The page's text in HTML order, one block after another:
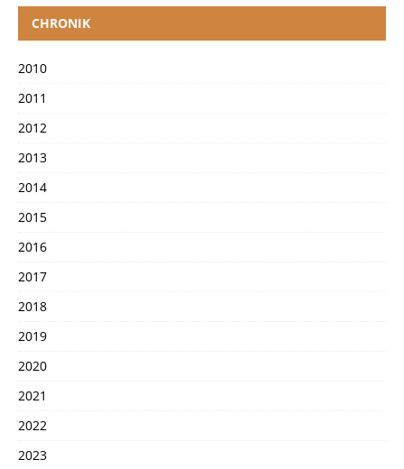
CHRONIK
2010
2011
2012
2013
2014
2015
2016
2017
2018
2019
2020
2021
2022
2023